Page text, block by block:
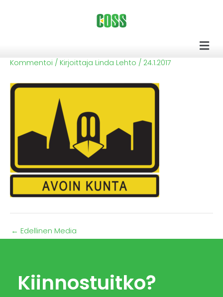
Kommentoi / Kirjoittaja Linda Lehto / 24.1.2017
← Edellinen Media
Kiinnostuitko?